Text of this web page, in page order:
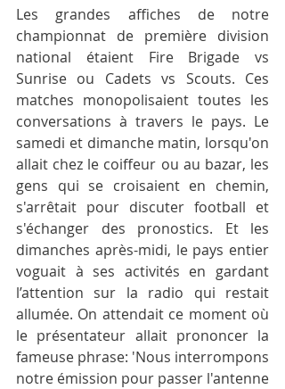
Les grandes affiches de notre
championnat de première division
national étaient Fire Brigade vs
Sunrise ou Cadets vs Scouts. Ces
matches monopolisaient toutes les
conversations à travers le pays. Le
samedi et dimanche matin, lorsqu'on
allait chez le coiffeur ou au bazar, les
gens qui se croisaient en chemin,
s'arrêtait pour discuter football et
s'échanger des pronostics. Et les
dimanches après-midi, le pays entier
voguait à ses activités en gardant
l’attention sur la radio qui restait
allumée. On attendait ce moment où
le présentateur allait prononcer la
fameuse phrase: 'Nous interrompons
notre émission pour passer l'antenne